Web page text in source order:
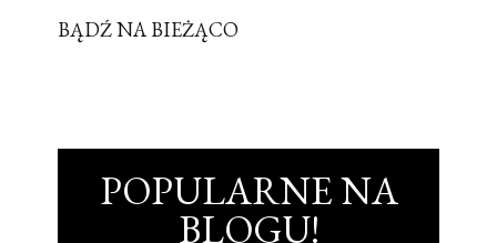
BĄDŹ NA BIEŻĄCO
POPULARNE NA
BLOGU!